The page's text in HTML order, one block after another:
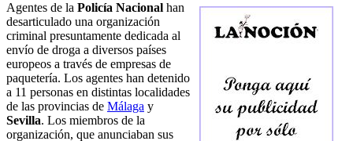
Agentes de la Policía Nacional han
desarticulado una organización
criminal presuntamente dedicada al
envío de droga a diversos países
europeos a través de empresas de
paquetería. Los agentes han detenido
a 11 personas en distintas localidades
de las provincias de Málaga y
Sevilla. Los miembros de la
organización, que anunciaban sus